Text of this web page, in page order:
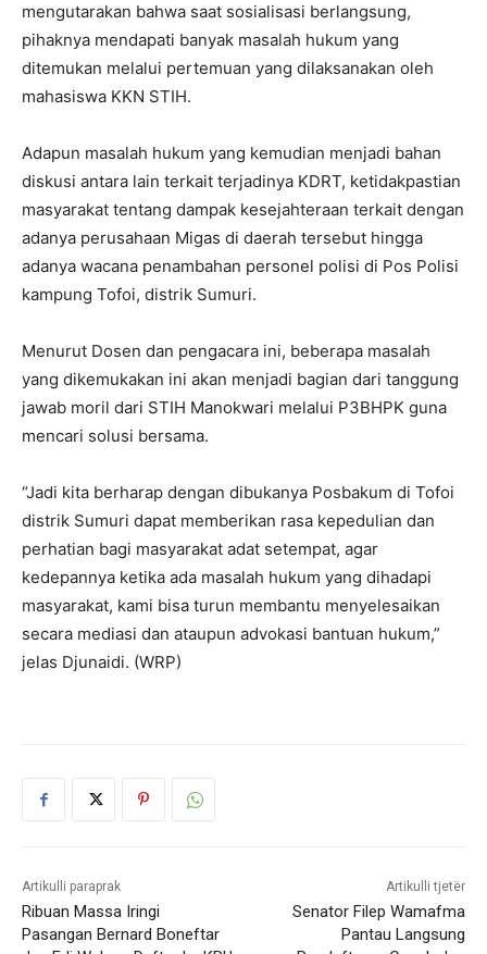
mengutarakan bahwa saat sosialisasi berlangsung,
pihaknya mendapati banyak masalah hukum yang
ditemukan melalui pertemuan yang dilaksanakan oleh
mahasiswa KKN STIH.
Adapun masalah hukum yang kemudian menjadi bahan
diskusi antara lain terkait terjadinya KDRT, ketidakpastian
masyarakat tentang dampak kesejahteraan terkait dengan
adanya perusahaan Migas di daerah tersebut hingga
adanya wacana penambahan personel polisi di Pos Polisi
kampung Tofoi, distrik Sumuri.
Menurut Dosen dan pengacara ini, beberapa masalah
yang dikemukakan ini akan menjadi bagian dari tanggung
jawab moril dari STIH Manokwari melalui P3BHPK guna
mencari solusi bersama.
“Jadi kita berharap dengan dibukanya Posbakum di Tofoi
distrik Sumuri dapat memberikan rasa kepedulian dan
perhatian bagi masyarakat adat setempat, agar
kedepannya ketika ada masalah hukum yang dihadapi
masyarakat, kami bisa turun membantu menyelesaikan
secara mediasi dan ataupun advokasi bantuan hukum,”
jelas Djunaidi. (WRP)
Artikulli paraprak
Ribuan Massa Iringi
Pasangan Bernard Boneftar
Artikulli tjetër
Senator Filep Wamafma
Pantau Langsung